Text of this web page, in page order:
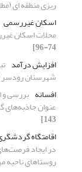
ریزی منطقه ای
اسکان غیررسمی
محلات اسکان
74-96]
افزایش درآمد
شهرستان رودسر
افسانه بررسی و
عنوان
143]
اقامتگاه
در ایجاد
روستاهای ناحیه